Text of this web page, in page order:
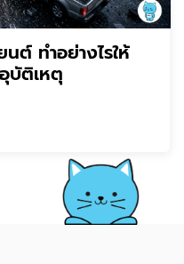
ต์ ทำอย่างไรให้
บัติเหตุ